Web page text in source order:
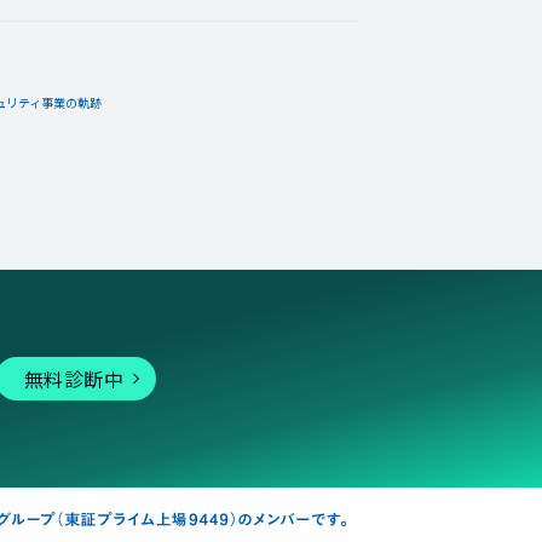
リティ事業の軌跡
無料診断中